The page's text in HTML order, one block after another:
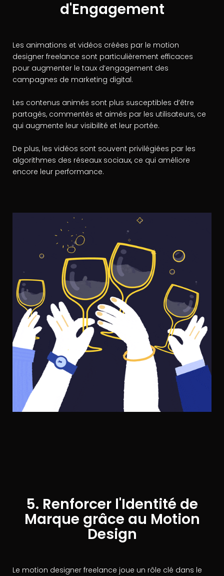
d'Engagement
Les animations et vidéos créées par le motion
designer freelance sont particulièrement efficaces
pour augmenter le taux d’engagement des
campagnes de marketing digital.
Les contenus animés sont plus susceptibles d’être
partagés, commentés et aimés par les utilisateurs, ce
qui augmente leur visibilité et leur portée.
De plus, les vidéos sont souvent privilégiées par les
algorithmes des réseaux sociaux, ce qui améliore
encore leur performance.
5. Renforcer l'Identité de
Marque grâce au Motion
Design
Le motion designer freelance joue un rôle clé dans le